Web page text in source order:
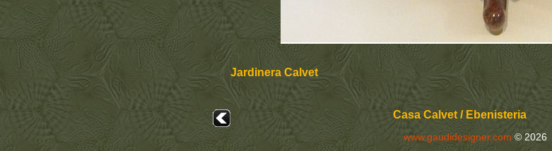
Jardinera Calvet
Casa Calvet / Ebenisteria
www.gaudidesigner.com © 2026